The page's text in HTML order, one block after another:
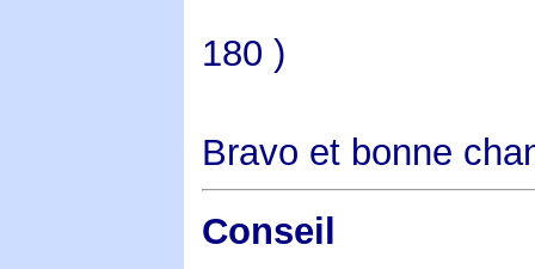
180 )
Bravo et bonne
Conseil